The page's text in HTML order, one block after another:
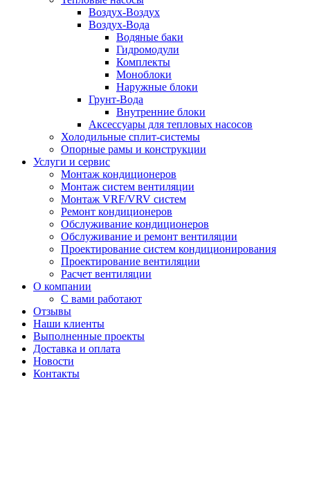
Воздух-Воздух
Воздух-Вода
Водяные баки
Гидромодули
Комплекты
Моноблоки
Наружные блоки
Грунт-Вода
Внутренние блоки
Аксессуары для тепловых насосов
Холодильные сплит-системы
Опорные рамы и конструкции
Услуги и сервис
Монтаж кондиционеров
Монтаж систем вентиляции
Монтаж VRF/VRV систем
Ремонт кондиционеров
Обслуживание кондиционеров
Обслуживание и ремонт вентиляции
Проектирование систем кондиционирования
Проектирование вентиляции
Расчет вентиляции
О компании
С вами работают
Отзывы
Наши клиенты
Выполненные проекты
Доставка и оплата
Новости
Контакты